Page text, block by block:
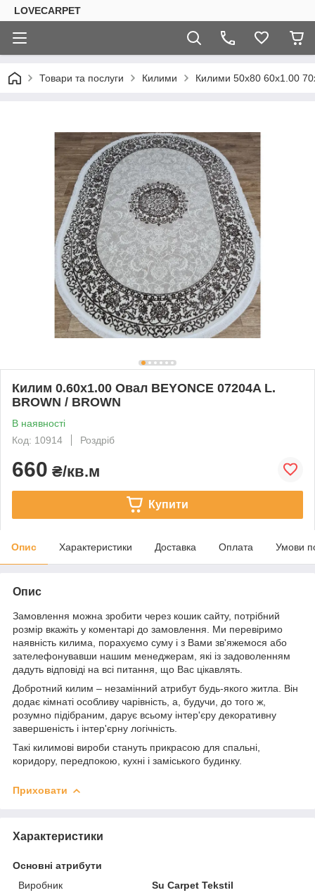
LOVECARPET
Товари та послуги Килими Килими 50х80 60х1.00
Килим 0.60х1.00 Овал BEYONCE 07204A L.
BROWN / BROWN
В наявності
Код: 10914
Роздріб
660 ₴/кв.м
Купити
Опис Характеристики Доставка Оплата Умови
Опис
Замовлення можна зробити через кошик сайту, потрібний
розмір вкажіть у коментарі до замовлення. Ми перевіримо
наявність килима, порахуємо суму і з Вами зв'яжемося або
зателефонувавши нашим менеджерам, які із задоволенням
дадуть відповіді на всі питання, що Вас цікавлять.
Добротний килим – незамінний атрибут будь-якого житла. Він
додає кімнаті особливу чарівність, а, будучи, до того ж,
розумно підібраним, дарує всьому інтер'єру декоративну
завершеність і інтер'єрну логічність.
Такі килимові вироби стануть прикрасою для спальні,
коридору, передпокою, кухні і заміського будинку.
Приховати
Характеристики
Основні атрибути
Виробник
Su Carpet Tekstil